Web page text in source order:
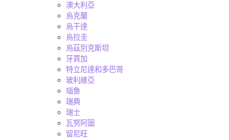
澳大利亞
烏克蘭
烏干達
烏拉圭
烏茲別克斯坦
牙買加
特立尼達和多巴哥
玻利維亞
瑙魯
瑞典
瑞士
瓦努阿圖
留尼旺